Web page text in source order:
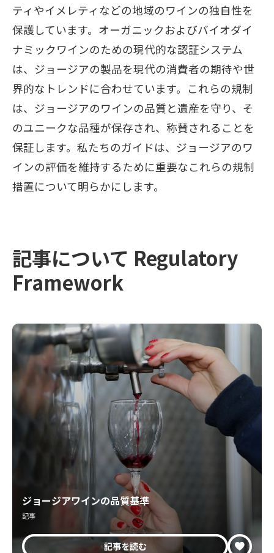
ティやイメレティなどの地域のワインの独自性を
保護しています。オーガニックおよびバイオダイ
ナミックワインのための現代的な認証システム
は、ジョージアの製品を現代の消費者の期待や世
界的なトレンドに合わせています。これらの規制
は、ジョージアのワインの品質と遺産を守り、そ
のユニークな品種が保存され、称賛されることを
保証します。私たちのガイドは、ジョージアのワ
インの評価を維持するために重要なこれらの規制
措置について明らかにします。
記事について Regulatory
Framework
ジョージアワインの品質基準
記事
記事を読む